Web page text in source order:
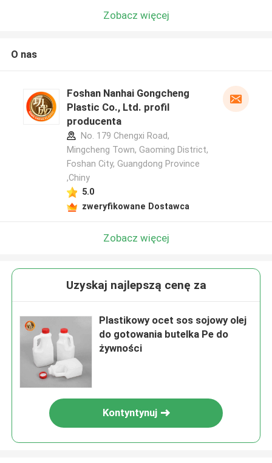
Zobacz więcej
O nas
Foshan Nanhai Gongcheng
Plastic Co., Ltd. profil
producenta
No. 179 Chengxi Road,
Mingcheng Town, Gaoming District,
Foshan City, Guangdong Province
,Chiny
5.0
zweryfikowane Dostawca
Zobacz więcej
Uzyskaj najlepszą cenę za
Plastikowy ocet sos sojowy olej
do gotowania butelka Pe do
żywności
Kontyntynuj